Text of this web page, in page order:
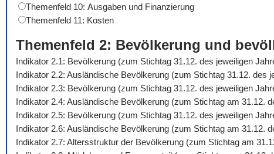
Themenfeld 10: Ausgaben und Finanzierung
Themenfeld 11: Kosten
Themenfeld 2: Bevölkerung und
Indikator 2.1: Bevölkerung (zum Stichtag 31.12. des jeweiligen
Indikator 2.2: Ausländische Bevölkerung (zum Stichtag 31.12.
Indikator 2.3: Bevölkerung (zum Stichtag 31.12. des jeweiligen
Indikator 2.4: Ausländische Bevölkerung (zum Stichtag am 31.12.
Indikator 2.5: Bevölkerung (zum Stichtag 31.12. des jeweiligen
Indikator 2.6: Ausländische Bevölkerung (zum Stichtag am 31.12.
Indikator 2.7: Altersstruktur der Bevölkerung (zum Stichtag am